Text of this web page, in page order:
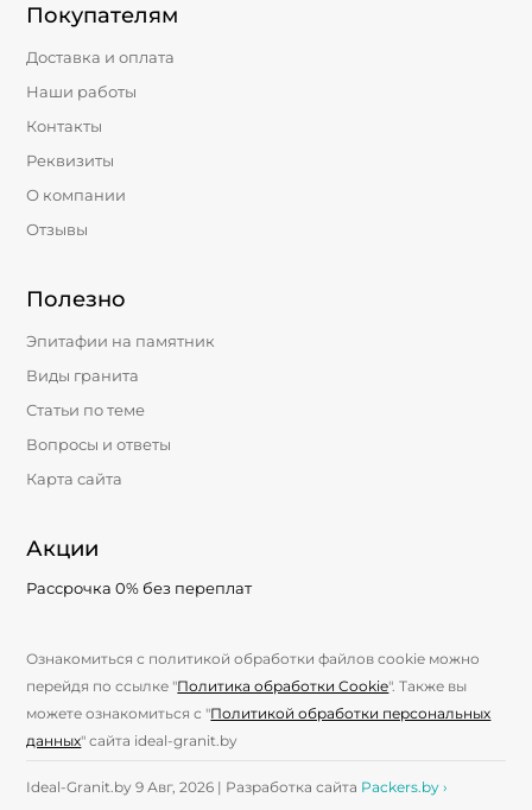
Покупателям
Доставка и оплата
Наши работы
Контакты
Реквизиты
О компании
Отзывы
Полезно
Эпитафии на памятник
Виды гранита
Статьи по теме
Вопросы и ответы
Карта сайта
Акции
Рассрочка 0% без переплат
Ознакомиться с политикой обработки файлов cookie можно
перейдя по ссылке "Политика обработки Cookie". Также вы
можете ознакомиться с "Политикой обработки персональных
данных" сайта ideal-granit.by
Ideal-Granit.by 9 Авг, 2026 | Разработка сайта Packers.by ›